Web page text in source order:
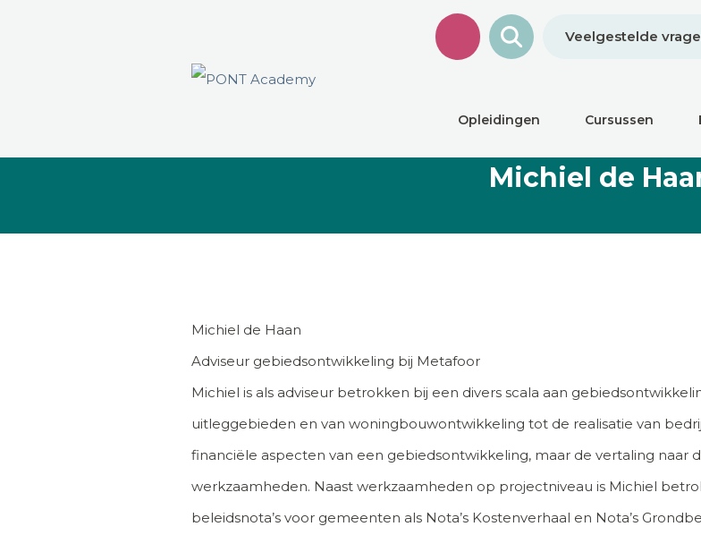
Veelgestelde
Opleidingen Cursussen
Michiel de
Michiel de Haan
Adviseur gebiedsontwikkeling bij Metafoor
Michiel is als adviseur betrokken bij een divers scala aan
uitleggebieden en van woningbouwontwikkeling tot de realisatie van
financiële aspecten van een gebiedsontwikkeling, maar de vertaling naar
werkzaamheden. Naast werkzaamheden op projectniveau is Michiel
beleidsnota’s voor gemeenten als Nota’s Kostenverhaal en Nota’s